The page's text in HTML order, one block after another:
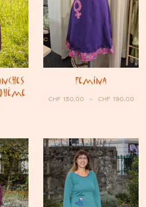
Femina
CHF130.00 – CHF190.00